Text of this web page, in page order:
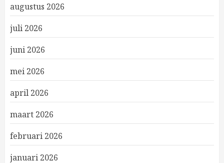
augustus 2026
juli 2026
juni 2026
mei 2026
april 2026
maart 2026
februari 2026
januari 2026